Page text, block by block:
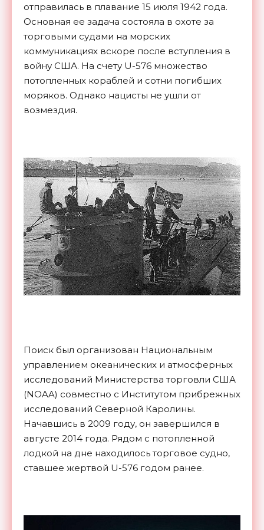
отправилась в плавание 15 июля 1942 года.
Основная ее задача состояла в охоте за
торговыми судами на морских
коммуникациях вскоре после вступления в
войну США. На счету U-576 множество
потопленных кораблей и сотни погибших
моряков. Однако нацисты не ушли от
возмездия.
Поиск был организован Национальным
управлением океанических и атмосферных
исследований Министерства торговли США
(NOAA) совместно с Институтом прибрежных
исследований Северной Каролины.
Начавшись в 2009 году, он завершился в
августе 2014 года. Рядом с потопленной
лодкой на дне находилось торговое судно,
ставшее жертвой U-576 годом ранее.